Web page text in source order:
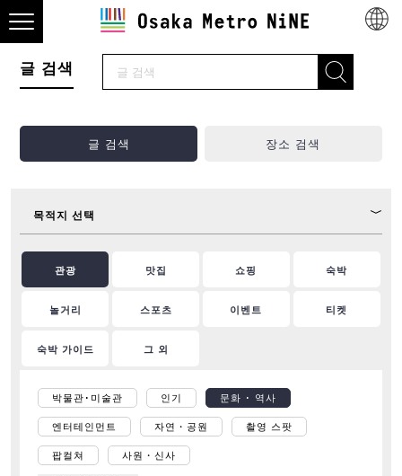
글 검색
글 검색 장소 검색
목적지 선택
관광 맛집 쇼핑 숙박
놀거리 스포츠 이벤트 티켓
숙박 가이드 그 외
박물관･미술관 인기 문화 ･ 역사
엔터테인먼트 자연・공원 촬영 스팟
팝컬쳐 사원・신사